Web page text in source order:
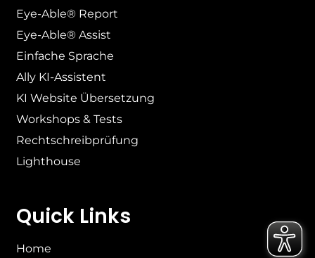
Eye-Able® Report
Eye-Able® Assist
Einfache Sprache
Ally KI-Assistent
KI Website Übersetzung
Workshops & Tests
Rechtschreibprüfung
Lighthouse
Quick Links
Home